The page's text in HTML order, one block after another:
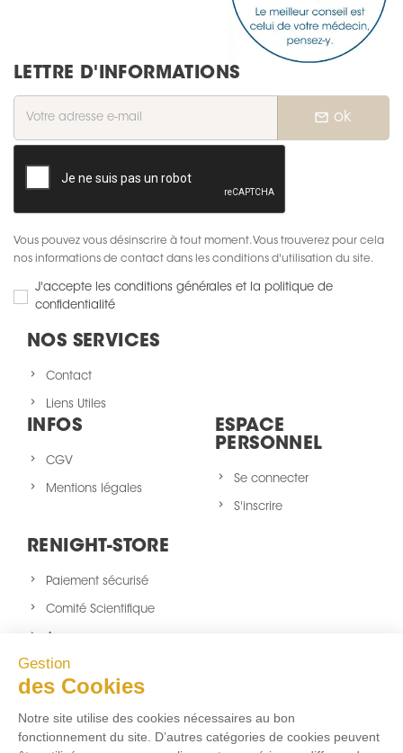
Gestion
des Cookies
Notre site utilise des cookies nécessaires au bon
fonctionnement du site. D’autres catégories de cookies peuvent
LETTRE D'INFORMATIONS
mail_outline ok
Vous pouvez vous désinscrire à tout moment. Vous trouverez pour cela
nos informations de contact dans les conditions d'utilisation du site.
J'accepte les conditions générales et la politique de
confidentialité
NOS SERVICES
Contact
Liens Utiles
INFOS
CGV
Mentions légales
ESPACE
PERSONNEL
Se connecter
S'inscrire
RENIGHT-STORE
Paiement sécurisé
Comité Scientifique
Nouveaux produits
sitemap
NOUS SUIVRE